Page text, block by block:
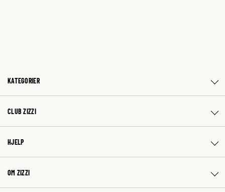
KATEGORIER
CLUB ZIZZI
HJELP
OM ZIZZI